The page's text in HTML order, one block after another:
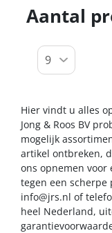
Aantal
Hier vindt u alles
Jong & Roos BV
mogelijk
artikel ontbreken,
ons opnemen voor
tegen een scherpe
info@jrs.nl of
heel Nederland,